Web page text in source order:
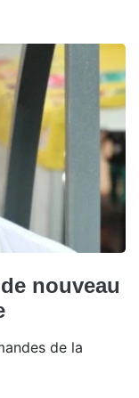
nouveau
de la